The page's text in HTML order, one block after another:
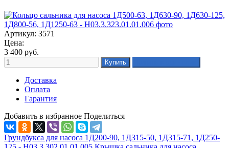
Артикул: 3571
Цена:
3 400 руб.
Доставка
Оплата
Гарантия
Добавить в избранное Поделиться
Грундбукса для насоса 1Д200-90, 1Д315-50, 1Д315-71, 1Д250-